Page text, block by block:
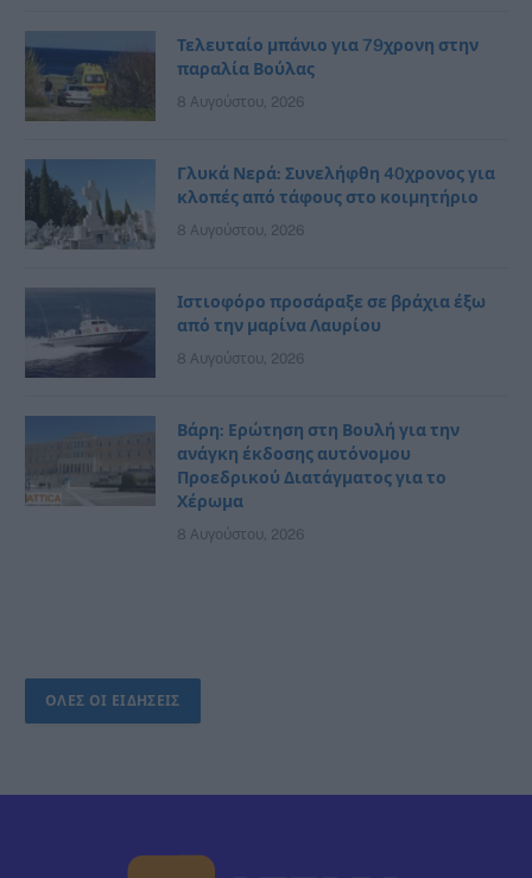
Τελευταίο μπάνιο για 79χρονη στην
παραλία Βούλας
8 Αυγούστου, 2026
Γλυκά Νερά: Συνελήφθη 40χρονος για
κλοπές από τάφους στο κοιμητήριο
8 Αυγούστου, 2026
Ιστιοφόρο προσάραξε σε βράχια έξω
από την μαρίνα Λαυρίου
8 Αυγούστου, 2026
Βάρη: Ερώτηση στη Βουλή για την
ανάγκη έκδοσης αυτόνομου
Προεδρικού Διατάγματος για το
Χέρωμα
8 Αυγούστου, 2026
ΟΛΕΣ ΟΙ ΕΙΔΗΣΕΙΣ